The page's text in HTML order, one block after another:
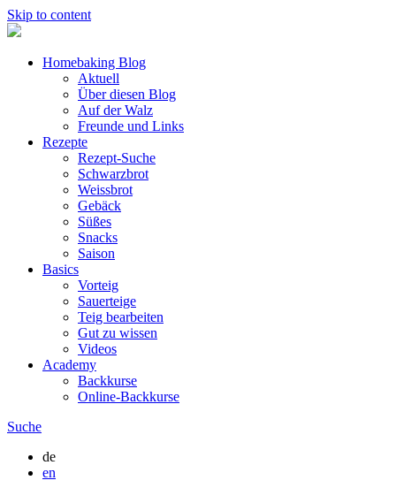
Skip to content
Homebaking Blog
Aktuell
Über diesen Blog
Auf der Walz
Freunde und Links
Rezepte
Rezept-Suche
Schwarzbrot
Weissbrot
Gebäck
Süßes
Snacks
Saison
Basics
Vorteig
Sauerteige
Teig bearbeiten
Gut zu wissen
Videos
Academy
Backkurse
Online-Backkurse
Suche
de
en